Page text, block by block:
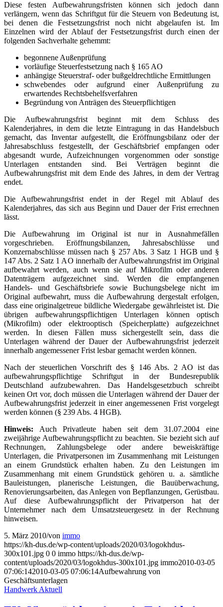
Diese festen Aufbewahrungsfristen können sich jedoch dann
verlängern, wenn das Schriftgut für die Steuern von Bedeutung ist,
bei denen die Festsetzungsfrist noch nicht abgelaufen ist. Im
Einzelnen wird der Ablauf der Festsetzungsfrist durch einen der
folgenden Sachverhalte gehemmt:
begonnene Außenprüfung
vorläufige Steuerfestsetzung nach § 165 AO
anhängige Steuerstraf- oder bußgeldrechtliche Ermittlungen
schwebendes oder aufgrund einer Außenprüfung zu
erwartendes Rechtsbehelfsverfahren
Begründung von Anträgen des Steuerpflichtigen
Die Aufbewahrungsfrist beginnt mit dem Schluss des
Kalenderjahres, in dem die letzte Eintragung in das Handelsbuch
gemacht, das Inventar aufgestellt, die Eröffnungsbilanz oder der
Jahresabschluss festgestellt, der Geschäftsbrief empfangen oder
abgesandt wurde, Aufzeichnungen vorgenommen oder sonstige
Unterlagen entstanden sind. Bei Verträgen beginnt die
Aufbewahrungsfrist mit dem Ende des Jahres, in dem der Vertrag
endet.
Die Aufbewahrungsfrist endet in der Regel mit Ablauf des
Kalenderjahres, das sich aus Beginn und Dauer der Frist errechnen
lässt.
Die Aufbewahrung im Original ist nur in Ausnahmefällen
vorgeschrieben. Eröffnungsbilanzen, Jahresabschlüsse und
Konzernabschlüsse müssen nach § 257 Abs. 3 Satz 1 HGB und §
147 Abs. 2 Satz 1 AO innerhalb der Aufbewahrungsfrist im Original
aufbewahrt werden, auch wenn sie auf Mikrofilm oder anderen
Datenträgern aufgezeichnet sind. Werden die empfangenen
Handels- und Geschäftsbriefe sowie Buchungsbelege nicht im
Original aufbewahrt, muss die Aufbewahrung dergestalt erfolgen,
dass eine originalgetreue bildliche Wiedergabe gewährleistet ist. Die
übrigen aufbewahrungspflichtigen Unterlagen können optisch
(Mikrofilm) oder elektrooptisch (Speicherplatte) aufgezeichnet
werden. In diesen Fällen muss sichergestellt sein, dass die
Unterlagen während der Dauer der Aufbewahrungsfrist jederzeit
innerhalb angemessener Frist lesbar gemacht werden können.
Nach der steuerlichen Vorschrift des § 146 Abs. 2 AO ist das
aufbewahrungspflichtige Schriftgut in der Bundesrepublik
Deutschland aufzubewahren. Das Handelsgesetzbuch schreibt
keinen Ort vor, doch müssen die Unterlagen während der Dauer der
Aufbewahrungsfrist jederzeit in einer angemessenen Frist vorgelegt
werden können (§ 239 Abs. 4 HGB).
Hinweis: Auch Privatleute haben seit dem 31.07.2004 eine
zweijährige Aufbewahrungspflicht zu beachten. Sie bezieht sich auf
Rechnungen, Zahlungsbelege oder andere beweiskräftige
Unterlagen, die Privatpersonen im Zusammenhang mit Leistungen
an einem Grundstück erhalten haben. Zu den Leistungen im
Zusammenhang mit einem Grundstück gehören u. a. sämtliche
Bauleistungen, planerische Leistungen, die Bauüberwachung,
Renovierungsarbeiten, das Anlegen von Bepflanzungen, Gerüstbau.
Auf diese Aufbewahrungspflicht der Privatperson hat der
Unternehmer nach dem Umsatzsteuergesetz in der Rechnung
hinweisen.
5. März 2010/von immo
https://kh-dus.de/wp-content/uploads/2020/03/logokhdus-
300x101.jpg 0 0 immo https://kh-dus.de/wp-
content/uploads/2020/03/logokhdus-300x101.jpg immo2010-03-05
07:06:142010-03-05 07:06:14Aufbewahrung von
Geschäftsunterlagen
Handwerk Aktuell